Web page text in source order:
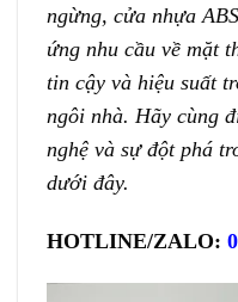
ngừng, cửa nhựa
ứng nhu cầu về mặt
tin cậy và hiệu suất
ngôi nhà. Hãy cùng
nghệ và sự đột phá
dưới đây.
HOTLINE/ZALO: